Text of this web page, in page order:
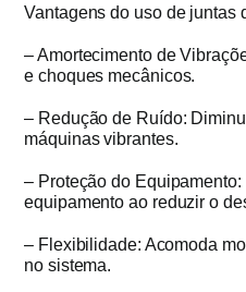
Vantagens do uso de juntas
– Amortecimento de
e choques mecânicos.
– Redução de Ruído:
máquinas vibrantes.
– Proteção do
equipamento ao reduzir o
– Flexibilidade: Acomoda
no sistema.